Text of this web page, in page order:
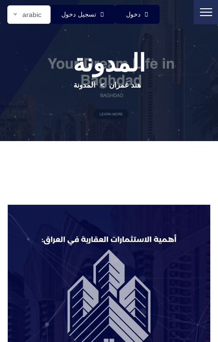
دخول تسجيل دخول arabic
المدونة
هند عمران المدونة